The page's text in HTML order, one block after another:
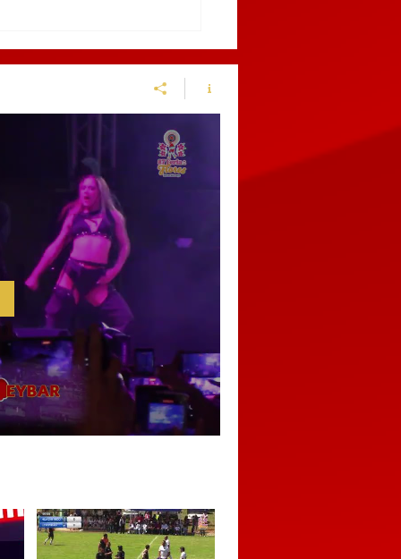
a sujeto por
a una policía
y alterar el orden